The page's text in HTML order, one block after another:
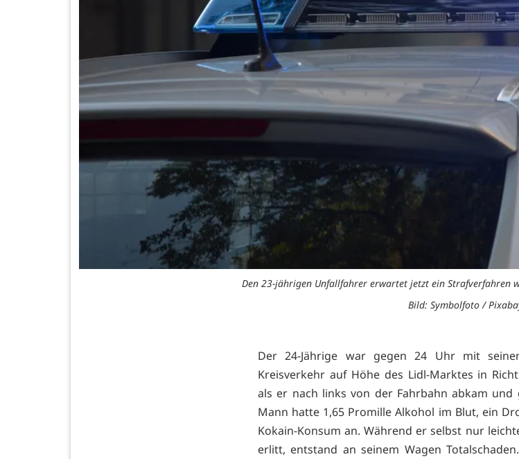
Den 23-jährigen Unfallfahrer erwartet jetzt ein Strafverfahren
Bild: Symbolfoto /
Der 24-Jährige war gegen 24 Uhr mit
Kreisverkehr auf Höhe des Lidl-Marktes in
als er nach links von der Fahrbahn abkam
Mann hatte 1,65 Promille Alkohol im Blut, ein
Kokain-Konsum an. Während er selbst nur
erlitt, entstand an seinem Wagen